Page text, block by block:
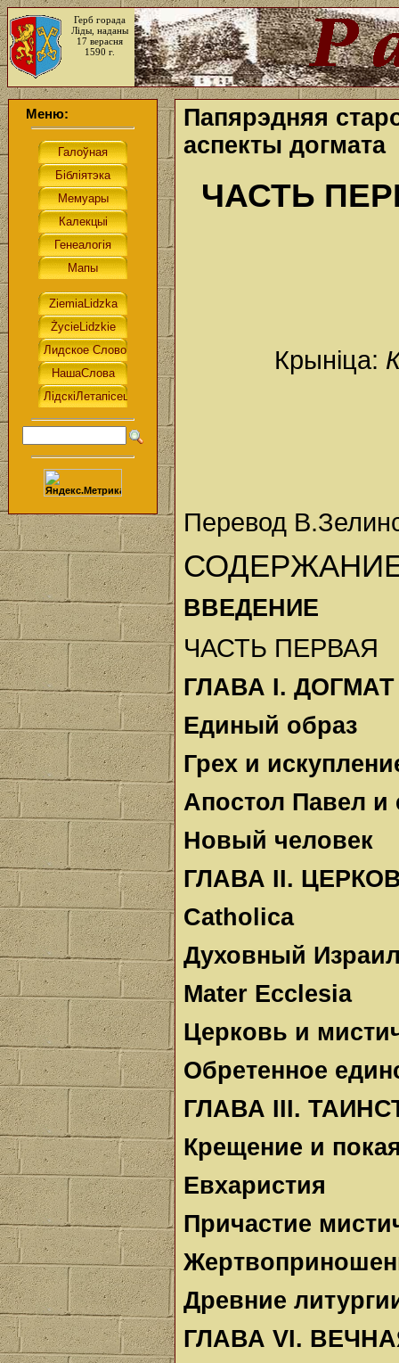
Герб горада
Ліды, наданы
17 верасня
1590 г.
Меню:
Папярэдняя
аспекты догмата
ЧАСТЬ
Крыніца:
Перевод
ВВЕДЕНИЕ
ЧАСТЬ ПЕРВАЯ
ГЛАВА I. ДОГМАТ
Единый образ
Грех и
Апостол Павел и
Новый человек
ГЛАВА II.
Catholica
Духовный
Mater Ecclesia
Церковь и
Обретенное
ГЛАВА III.
Крещение и
Евхаристия
Причастие
Древние
ГЛАВА VI.